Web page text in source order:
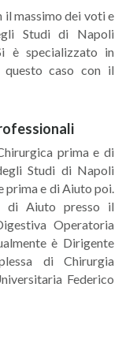
il massimo dei voti e
Studi di Napoli
è specializzato in
questo caso con il
prima e di
Studi di Napoli
prima e di Aiuto poi.
di Aiuto presso il
Operatoria
è Dirigente
di Chirurgia
Federico